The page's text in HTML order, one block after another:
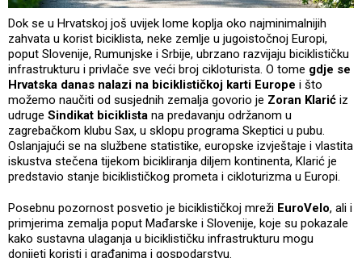
Dok se u Hrvatskoj još uvijek lome koplja oko najminimalnijih
zahvata u korist biciklista, neke zemlje u jugoistočnoj Europi,
poput Slovenije, Rumunjske i Srbije, ubrzano razvijaju biciklističku
infrastrukturu i privlače sve veći broj cikloturista. O tome gdje se
Hrvatska danas nalazi na biciklističkoj karti Europe i što
možemo naučiti od susjednih zemalja govorio je Zoran Klarić iz
udruge Sindikat biciklista na predavanju održanom u
zagrebačkom klubu Sax, u sklopu programa Skeptici u pubu.
Oslanjajući se na službene statistike, europske izvještaje i vlastita
iskustva stečena tijekom bicikliranja diljem kontinenta, Klarić je
predstavio stanje biciklističkog prometa i cikloturizma u Europi.
Posebnu pozornost posvetio je biciklističkoj mreži EuroVelo, ali i
primjerima zemalja poput Mađarske i Slovenije, koje su pokazale
kako sustavna ulaganja u biciklističku infrastrukturu mogu
donijeti koristi i građanima i gospodarstvu.